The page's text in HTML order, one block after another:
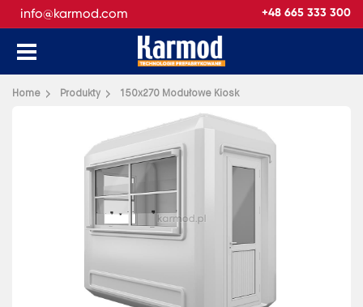
info@karmod.com +48 665 333 300
Home Produkty 150x270 Modułowe Kiosk